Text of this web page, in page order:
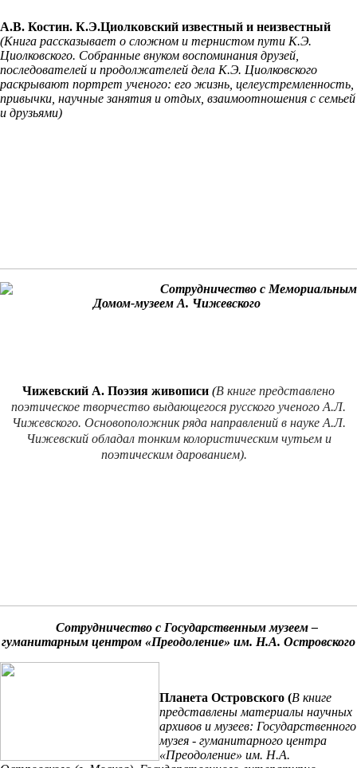
А.В. Костин. К.Э.Циолковский известный и неизвестный
(Книга рассказывает о сложном и тернистом пути К.Э.
Циолковского. Собранные внуком воспоминания друзей,
последователей и продолжателей дела К.Э. Циолковского
раскрывают портрет ученого: его жизнь, целеустремленность,
привычки, научные занятия и отдых, взаимоотношения с семьей
и друзьями)
Сотрудничество с Мемориальным
Домом-музеем А. Чижевского
Чижевский А. Поэзия живописи (В книге представлено
поэтическое творчество выдающегося русского ученого А.Л.
Чижевского. Основоположник ряда направлений в науке А.Л.
Чижевский обладал тонким колористическим чутьем и
поэтическим дарованием).
Сотрудничество с Государственным музеем –
гуманитарным центром «Преодоление» им. Н.А. Островского
Планета Островского (В книге
представлены материалы научных
архивов и музеев: Государственного
музея - гуманитарного центра
«Преодоление» им. Н.А.